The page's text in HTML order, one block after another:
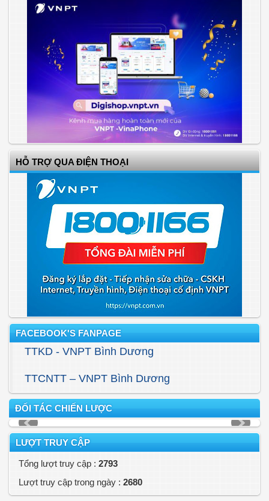
HỖ TRỢ QUA ĐIỆN THOẠI
FACEBOOK'S FANPAGE
TTKD - VNPT Bình Dương
TTCNTT – VNPT Bình Dương
ĐỐI TÁC CHIẾN LƯỢC
LƯỢT TRUY CẬP
Tổng lượt truy cập : 2793
Lượt truy cập trong ngày : 2680